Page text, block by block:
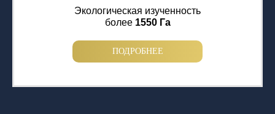
Экологическая изученность
более 1550 Га
ПОДРОБНЕЕ